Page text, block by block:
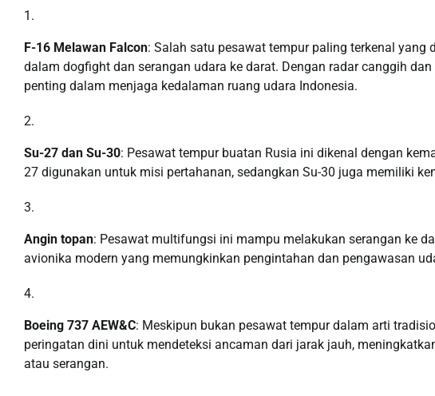
F-16 Melawan Falcon: Salah satu pesawat tempur paling terkenal
dalam dogfight dan serangan udara ke darat. Dengan radar canggih
penting dalam menjaga kedalaman ruang udara Indonesia.
Su-27 dan Su-30: Pesawat tempur buatan Rusia ini dikenal dengan
27 digunakan untuk misi pertahanan, sedangkan Su-30 juga memiliki
Angin topan: Pesawat multifungsi ini mampu melakukan serangan ke
avionika modern yang memungkinkan pengintahan dan pengawasan
Boeing 737 AEW&C: Meskipun bukan pesawat tempur dalam arti
peringatan dini untuk mendeteksi ancaman dari jarak jauh,
atau serangan.